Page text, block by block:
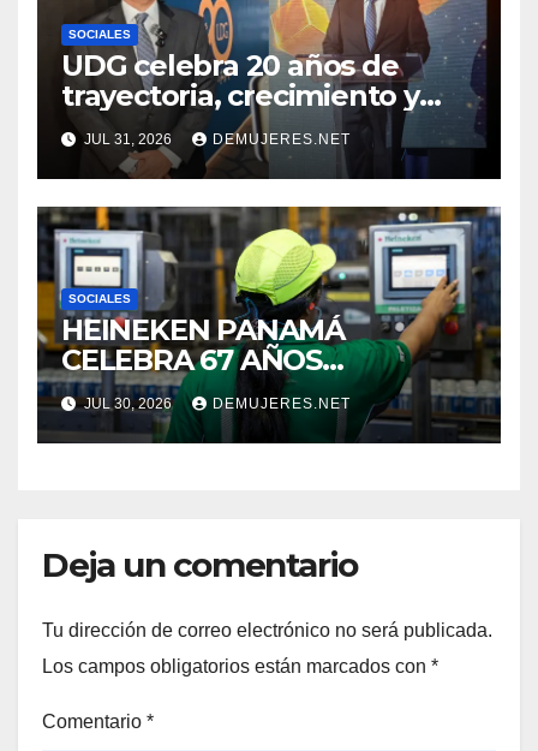
SOCIALES
UDG celebra 20 años de
trayectoria, crecimiento y
compromiso con Panamá
JUL 31, 2026 DEMUJERES.NET
SOCIALES
HEINEKEN PANAMÁ
CELEBRA 67 AÑOS
IMPULSANDO EL
CRECIMIENTO DE LA
INDUSTRIA CERVECERA Y
JUL 30, 2026 DEMUJERES.NET
Deja un comentario
Tu dirección de correo electrónico no será publicada.
Los campos obligatorios están marcados con *
Comentario *